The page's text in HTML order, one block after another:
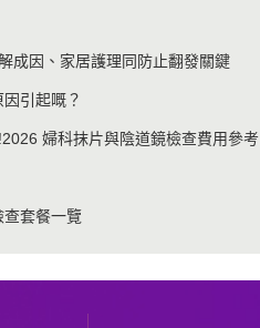
成因、家居護理同防止翻發關鍵
引起嘅？
婦科抹片與陰道鏡檢查費用參考
套餐一覽